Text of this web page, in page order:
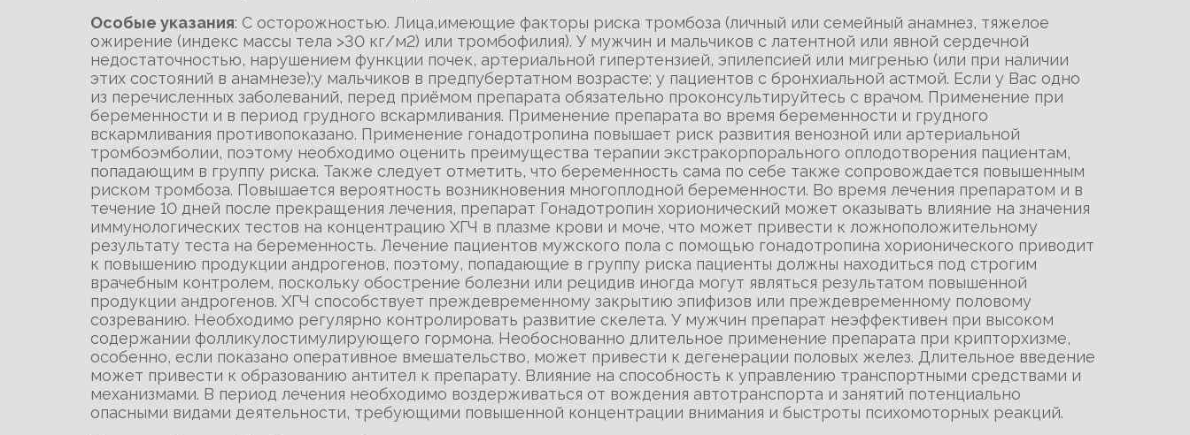
Особые указания: С осторожностью. Лица,имеющие факторы риска тромбоза (личный или семейный анамнез, тяжелое
ожирение (индекс массы тела >30 кг/м2) или тромбофилия). У мужчин и мальчиков с латентной или явной сердечной
недостаточностью, нарушением функции почек, артериальной гипертензией, эпилепсией или мигренью (или при наличии
этих состояний в анамнезе);у мальчиков в предпубертатном возрасте; у пациентов с бронхиальной астмой. Если у Вас одно
из перечисленных заболеваний, перед приёмом препарата обязательно проконсультируйтесь с врачом. Применение при
беременности и в период грудного вскармливания. Применение препарата во время беременности и грудного
вскармливания противопоказано. Применение гонадотропина повышает риск развития венозной или артериальной
тромбоэмболии, поэтому необходимо оценить преимущества терапии экстракорпорального оплодотворения пациентам,
попадающим в группу риска. Также следует отметить, что беременность сама по себе также сопровождается повышенным
риском тромбоза. Повышается вероятность возникновения многоплодной беременности. Во время лечения препаратом и в
течение 10 дней после прекращения лечения, препарат Гонадотропин хорионический может оказывать влияние на значения
иммунологических тестов на концентрацию ХГЧ в плазме крови и моче, что может привести к ложноположительному
результату теста на беременность. Лечение пациентов мужского пола с помощью гонадотропина хорионического приводит
к повышению продукции андрогенов, поэтому, попадающие в группу риска пациенты должны находиться под строгим
врачебным контролем, поскольку обострение болезни или рецидив иногда могут являться результатом повышенной
продукции андрогенов. ХГЧ способствует преждевременному закрытию эпифизов или преждевременному половому
созреванию. Необходимо регулярно контролировать развитие скелета. У мужчин препарат неэффективен при высоком
содержании фолликулостимулирующего гормона. Необоснованно длительное применение препарата при крипторхизме,
особенно, если показано оперативное вмешательство, может привести к дегенерации половых желез. Длительное введение
может привести к образованию антител к препарату. Влияние на способность к управлению транспортными средствами и
механизмами. В период лечения необходимо воздерживаться от вождения автотранспорта и занятий потенциально
опасными видами деятельности, требующими повышенной концентрации внимания и быстроты психомоторных реакций.